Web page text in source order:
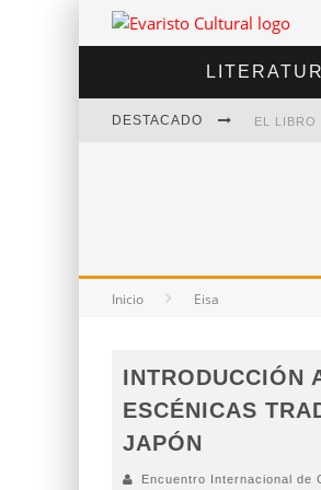
DESTACADO EL LIBRO
Inicio Eisa
INTRODUCCIÓN
ESCÉNICAS
JAPÓN
Encuentro Internacional de